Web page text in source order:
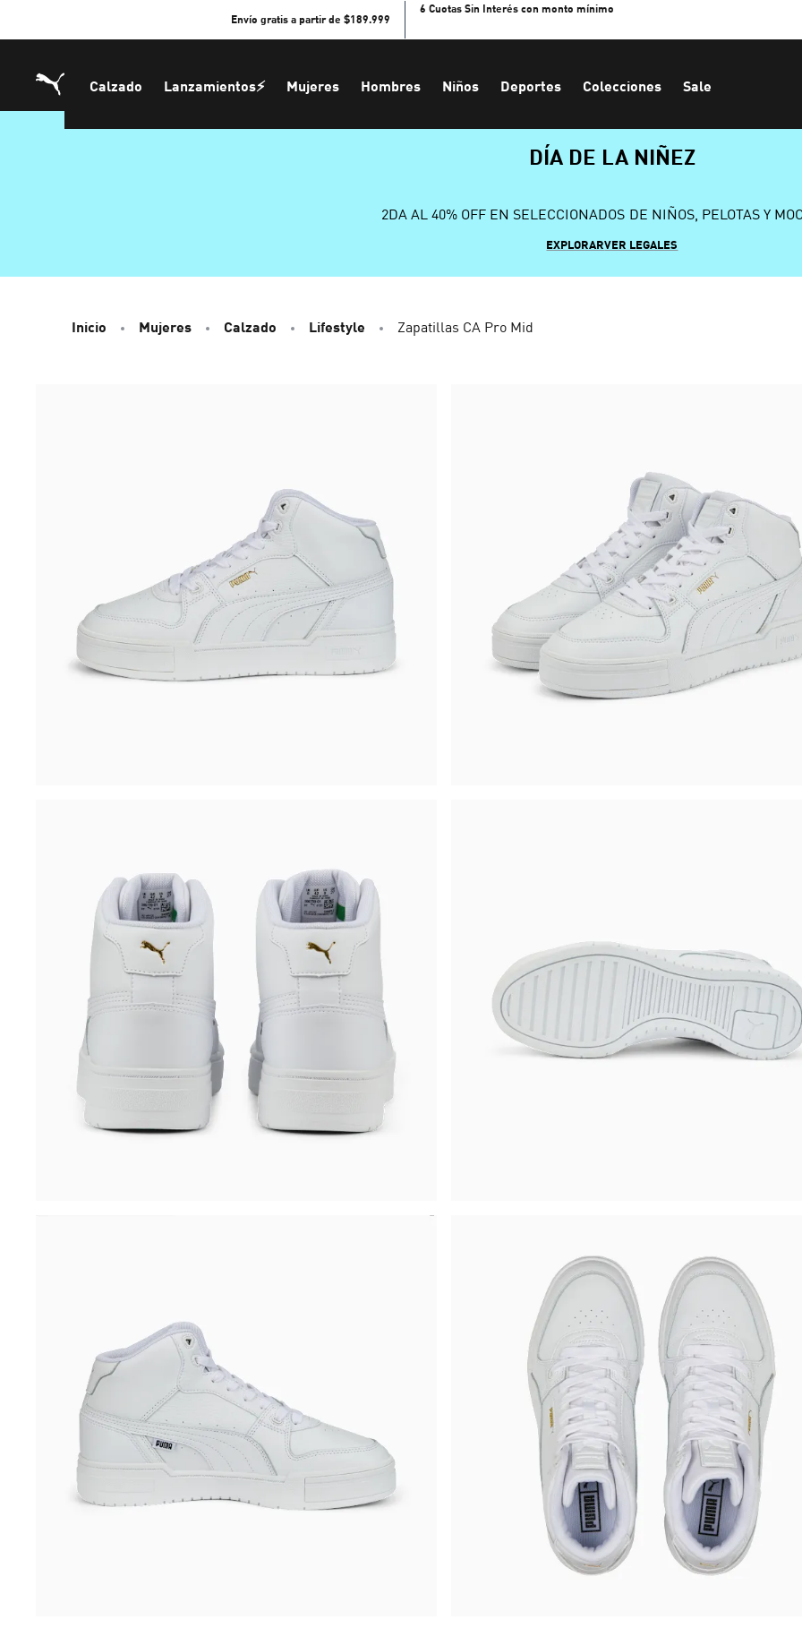
Envío gratis a partir de $189.999
6 Cuotas Sin Interés con monto mínimo
Calzado Lanzamientos⚡ Mujeres Hombres Niños Deportes Colecciones Sale
DÍA DE LA NIÑEZ
2DA AL 40% OFF EN SELECCIONADOS DE NIÑOS, PELOTAS Y
EXPLORARVER LEGALES
Inicio Mujeres Calzado Lifestyle Zapatillas CA Pro Mid